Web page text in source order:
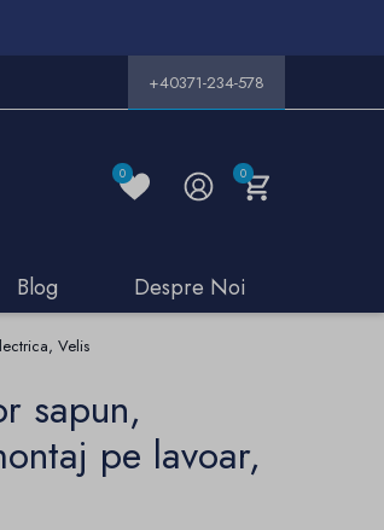
+40371-234-578
0 0
Blog Despre Noi
Velis
sapun,
pe lavoar,